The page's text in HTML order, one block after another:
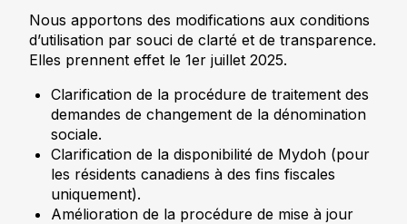
Nous apportons des modifications aux conditions
d’utilisation par souci de clarté et de transparence.
Elles prennent effet le 1er juillet 2025.
Clarification de la procédure de traitement des
demandes de changement de la dénomination
sociale.
Clarification de la disponibilité de Mydoh (pour
les résidents canadiens à des fins fiscales
uniquement).
Amélioration de la procédure de mise à jour